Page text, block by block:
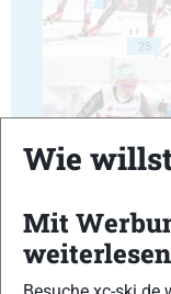
25
Wie
Mit
weiterlesen